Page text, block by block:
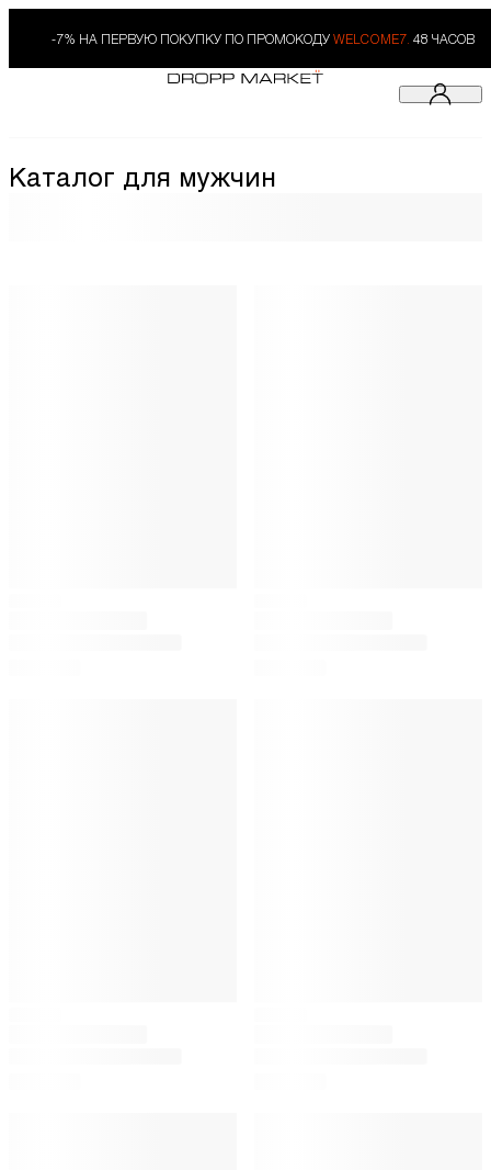
-7% НА ПЕРВУЮ ПОКУПКУ ПО ПРОМОКОДУ WELCOME7. 48 ЧАСОВ
Каталог для мужчин